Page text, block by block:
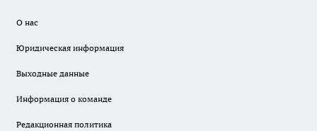
О нас
Юридическая информация
Выходные данные
Информация о команде
Редакционная политика